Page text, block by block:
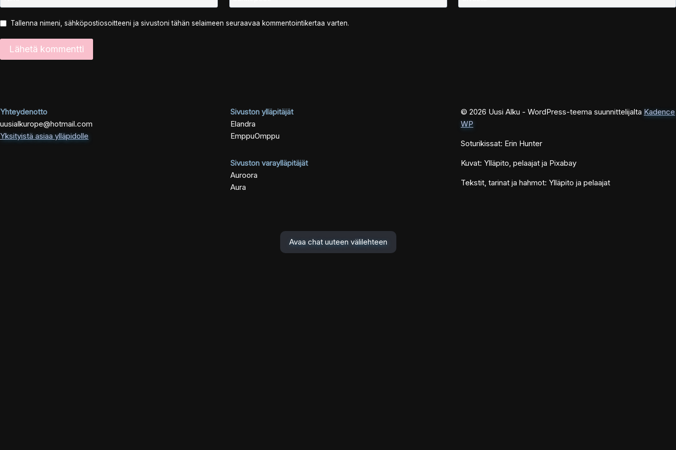
Tallenna nimeni, sähköpostiosoitteeni ja sivustoni tähän selaimeen seuraavaa kommentointikertaa varten.
Yhteydenotto
uusialkurope@hotmail.com
Yksityistä asiaa ylläpidolle
Sivuston ylläpitäjät
Elandra
EmppuOmppu
Sivuston varaylläpitäjät
Auroora
Aura
© 2026 Uusi Alku - WordPress-teema suunnittelijalta Kadence
WP
Soturikissat: Erin Hunter
Kuvat: Ylläpito, pelaajat ja Pixabay
Tekstit, tarinat ja hahmot: Ylläpito ja pelaajat
Avaa chat uuteen välilehteen